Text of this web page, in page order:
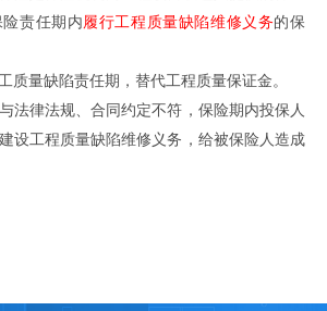
责任期内履行工程质量缺陷维修义务的保
质量缺陷责任期，替代工程质量保证金。
法律法规、合同约定不符，保险期内投保人
设工程质量缺陷维修义务，给被保险人造成